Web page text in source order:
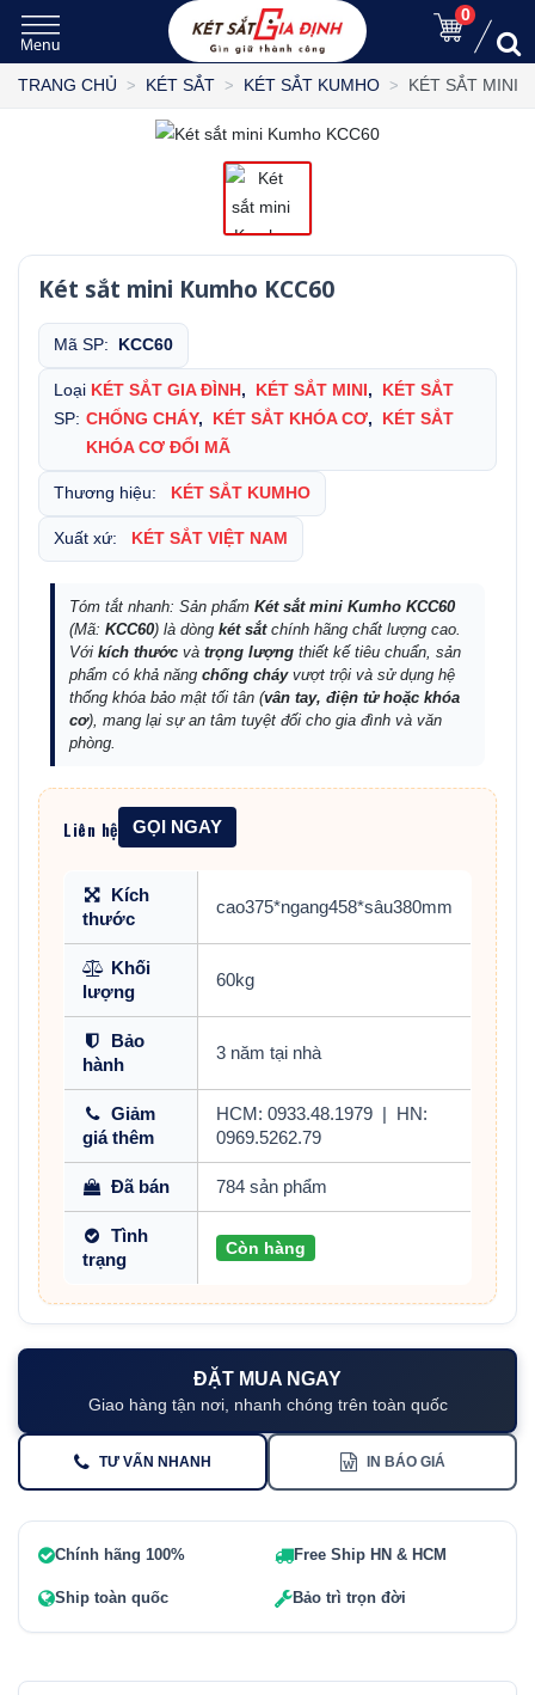
0
TRANG CHỦ KÉT SẮT KÉT SẮT KUMHO KÉT SẮT MINI
Két sắt mini Kumho KCC60
Mã SP: KCC60
Loại
SP:
KÉT SẮT GIA ĐÌNH , KÉT SẮT MINI ,
KÉT SẮT
CHỐNG CHÁY, KÉT SẮT KHÓA CƠ,
KÉT SẮT
KHÓA CƠ ĐỔI MÃ
Thương hiệu: KÉT SẮT KUMHO
Xuất xứ: KÉT SẮT VIỆT NAM
Tóm tắt nhanh: Sản phẩm Két sắt mini Kumho KCC60
(Mã: KCC60) là dòng két sắtchính hãng chất lượng cao.
Với kích thước và trọng lượng thiết kế tiêu chuẩn, sản
phẩm có khả năng chống cháyvượt trội và sử dụng hệ
thống khóa bảo mật tối tân (vân tay, điện tử hoặc khóa
cơ), mang lại sự an tâm tuyệt đối cho gia đình và văn
phòng.
Liên hệ GỌI NGAY
Kích
thước
cao375*ngang458*sâu380mm
Khối
lượng
60kg
Bảo
hành
3 năm tại nhà
Giảm
giá thêm
HCM: 0933.48.1979
HN:
0969.5262.79
Đã bán 784 sản phẩm
Tình
trạng
Còn hàng
ĐẶT MUA NGAY
Giao hàng tận nơi, nhanh chóng trên toàn quốc
TƯ VẤN NHANH IN BÁO GIÁ
Chính hãng 100% Free Ship HN & HCM
Ship toàn quốc Bảo trì trọn đời